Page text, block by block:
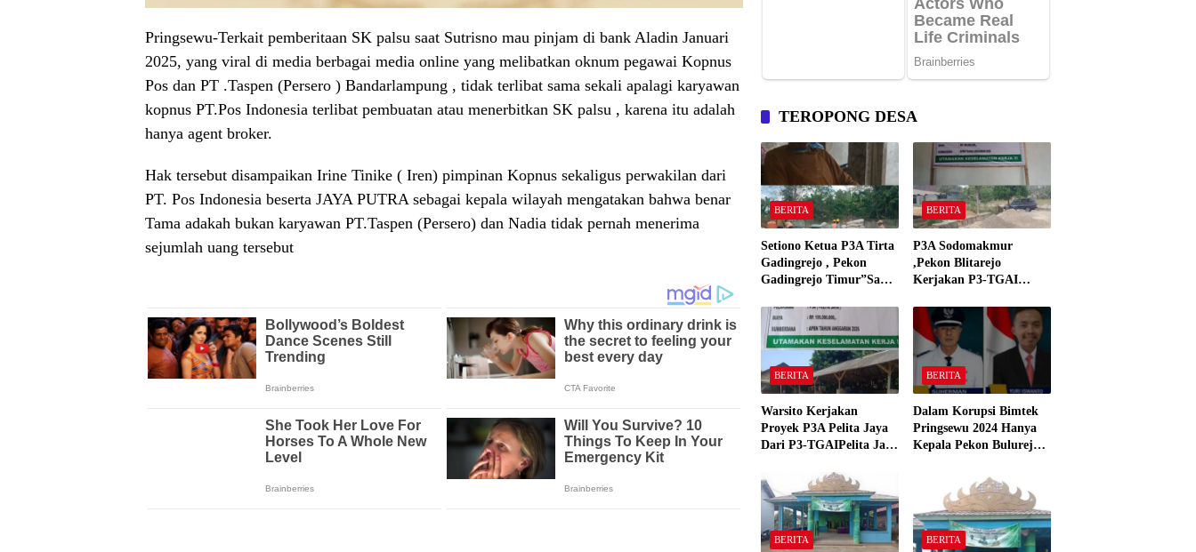
Pringsewu-Terkait pemberitaan SK palsu saat Sutrisno mau pinjam di bank Aladin Januari
2025, yang viral di media berbagai media online yang melibatkan oknum pegawai Kopnus
Pos dan PT .Taspen (Persero ) Bandarlampung , tidak terlibat sama sekali apalagi karyawan
kopnus PT.Pos Indonesia terlibat pembuatan atau menerbitkan SK palsu , karena itu adalah
hanya agent broker.
Hak tersebut disampaikan Irine Tinike ( Iren) pimpinan Kopnus sekaligus perwakilan dari
PT. Pos Indonesia beserta JAYA PUTRA sebagai kepala wilayah mengatakan bahwa benar
Tama adakah bukan karyawan PT.Taspen (Persero) dan Nadia tidak pernah menerima
sejumlah uang tersebut
TEROPONG DESA
BERITA
Setiono Ketua P3A Tirta
Gadingrejo , Pekon
Gadingrejo Timur”Saya
Bakar Kantor Camat
Gadingrejo Tahun 2000″
BERITA
P3A Sodomakmur
,Pekon Blitarejo
Kerjakan P3-TGAI
Spesifikasinya
BERITA
Warsito Kerjakan
Proyek P3A Pelita Jaya
Dari P3-TGAIPelita Jaya
“Semua Material Sesuai
Standar”
BERITA
Dalam Korupsi Bimtek
Pringsewu 2024 Hanya
Kepala Pekon Bulurejo
dan Dana Insentif Pekon
BERITA BERITA